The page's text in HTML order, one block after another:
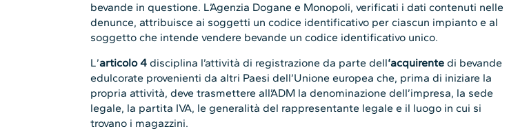
bevande in questione. L’Agenzia Dogane e Monopoli, verificati i dati contenuti nelle
denunce, attribuisce ai soggetti un codice identificativo per ciascun impianto e al
soggetto che intende vendere bevande un codice identificativo unico.
L’articolo 4 disciplina l’attività di registrazione da parte dell‘acquirente di bevande
edulcorate provenienti da altri Paesi dell’Unione europea che, prima di iniziare la
propria attività, deve trasmettere all’ADM la denominazione dell’impresa, la sede
legale, la partita IVA, le generalità del rappresentante legale e il luogo in cui si
trovano i magazzini.